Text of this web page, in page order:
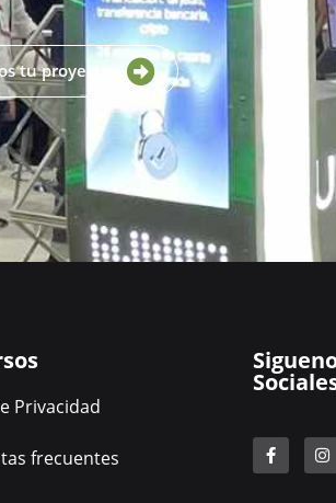
tu proyecto
Privacidad
frecuentes